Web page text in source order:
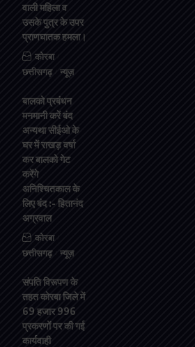
वाली महिला व
उसके पुत्र के उपर
प्राणघातक हमला।
कोरबा
छत्तीसगढ़
न्यूज़
बालको प्रबंधन
मनमानी करें बंद
अन्यथा सीईओ के
घर में राखड़ वर्षा
कर बालको गेट
करेंगे
अनिश्चितकाल के
लिए बंद :- हितानंद
अग्रवाल
कोरबा
छत्तीसगढ़
न्यूज़
संपति विरूपण के
तहत कोरबा जिले में
69 हजार 996
प्रकरणों पर की गई
कार्यवाही